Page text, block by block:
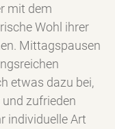
mit dem
Wohl ihrer
Mittagspausen
etwas dazu bei,
zufrieden
individuelle Art